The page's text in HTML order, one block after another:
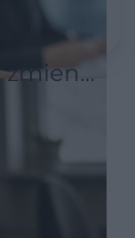
zmienia